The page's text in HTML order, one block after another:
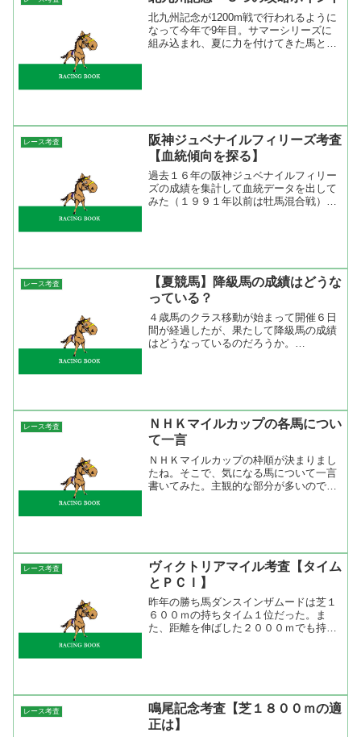
北九州記念が1200m戦で行われるように
なって今年で9年目。サマーシリーズに
組み込まれ、夏に力を付けてきた馬と実
レース考査
阪神ジュベナイルフィリーズ考査
【血統傾向を探る】
過去１６年の阪神ジュベナイルフィリー
ズの成績を集計して血統データを出して
みた（１９９１年以前は牡馬混合戦）。
レース考査
【夏競馬】降級馬の成績はどうな
っている？
４歳馬のクラス移動が始まって開催６日
間が経過したが、果たして降級馬の成績
はどうなっているのだろうか。
レース考査
ＮＨＫマイルカップの各馬につい
て一言
ＮＨＫマイルカップの枠順が決まりまし
たね。そこで、気になる馬について一言
書いてみた。主観的な部分が多いので笑
レース考査
ヴィクトリアマイル考査【タイム
とＰＣＩ】
昨年の勝ち馬ダンスインザムードは芝１
６００ｍの持ちタイム１位だった。ま
た、距離を伸ばした２０００ｍでも持ち
レース考査
鳴尾記念考査【芝１８００ｍの適
正は】